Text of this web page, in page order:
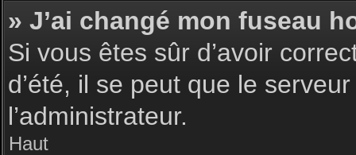
» J’ai changé mon fuseau
Si vous êtes sûr d’avoir
d’été, il se peut que le
l’administrateur.
Haut